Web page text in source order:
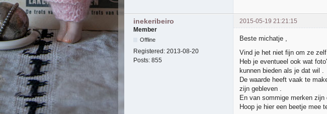
inekeribeiro
2015-05-19 21:21:15
Member
Offline
Registered: 2013-08-20
Posts: 855
Beste michatje ,
Vind je het niet fijn om ze
Heb je eventueel ook wat
kunnen bieden als je dat wil .
De waarde heeft vaak te
zijn gebleven .
En van sommige merken zijn
Hoop je hier een beetje mee